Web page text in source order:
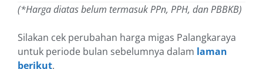
(*Harga diatas belum termasuk PPn, PPH, dan PBBKB)
Silakan cek perubahan harga migas Palangkaraya
untuk periode bulan sebelumnya dalam laman
berikut.